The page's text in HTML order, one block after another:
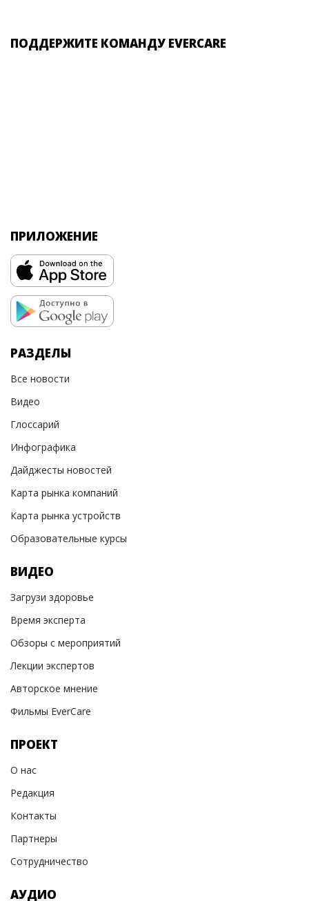
ПОДДЕРЖИТЕ КОМАНДУ EVERCARE
ПРИЛОЖЕНИЕ
РАЗДЕЛЫ
Все новости
Видео
Глоссарий
Инфографика
Дайджесты новостей
Карта рынка компаний
Карта рынка устройств
Образовательные курсы
ВИДЕО
Загрузи здоровье
Время эксперта
Обзоры с мероприятий
Лекции экспертов
Авторское мнение
Фильмы EverCare
ПРОЕКТ
О нас
Редакция
Контакты
Партнеры
Сотрудничество
АУДИО